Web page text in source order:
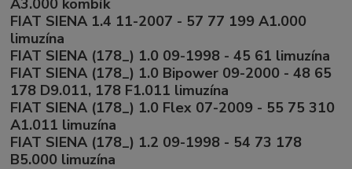
A3.000 kombík
FIAT SIENA 1.4 11-2007 - 57 77 199 A1.000
limuzína
FIAT SIENA (178_) 1.0 09-1998 - 45 61 limuzína
FIAT SIENA (178_) 1.0 Bipower 09-2000 - 48 65
178 D9.011, 178 F1.011 limuzína
FIAT SIENA (178_) 1.0 Flex 07-2009 - 55 75 310
A1.011 limuzína
FIAT SIENA (178_) 1.2 09-1998 - 54 73 178
B5.000 limuzína